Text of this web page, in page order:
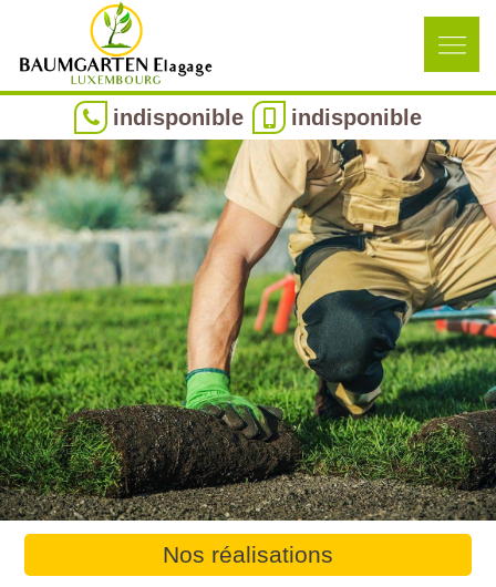
indisponible indisponible
Nos réalisations